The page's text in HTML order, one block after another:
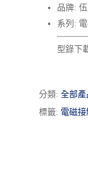
品牌:
系列:
型錄下
分類: 全部產
標籤: 電磁